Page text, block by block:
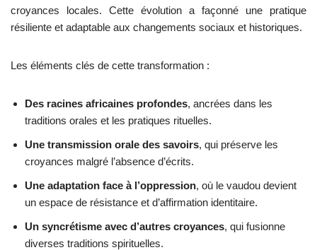
croyances locales. Cette évolution a façonné une pratique
résiliente et adaptable aux changements sociaux et historiques.
Les éléments clés de cette transformation :
Des racines africaines profondes, ancrées dans les
traditions orales et les pratiques rituelles.
Une transmission orale des savoirs, qui préserve les
croyances malgré l’absence d’écrits.
Une adaptation face à l’oppression, où le vaudou devient
un espace de résistance et d’affirmation identitaire.
Un syncrétisme avec d’autres croyances, qui fusionne
diverses traditions spirituelles.